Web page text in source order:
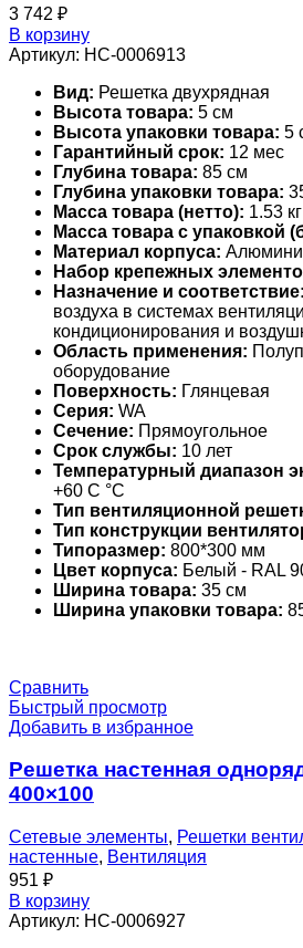
3 742 ₽
В корзину
Артикул: НС-0006913
Вид: Решетка двухрядная
Высота товара: 5 см
Высота упаковки товара: 5
Гарантийный срок: 12 мес
Глубина товара: 85 см
Глубина упаковки товара:
Масса товара (нетто): 1.53 кг
Масса товара с упаковкой
Материал корпуса:
Набор крепежных
Назначение и соответствие:
воздуха в системах
кондиционирования и
Область применения:
оборудование
Поверхность: Глянцевая
Серия: WA
Сечение: Прямоугольное
Срок службы: 10 лет
Температурный диапазон
+60 С °С
Тип вентиляционной
Тип конструкции
Типоразмер: 800*300 мм
Цвет корпуса: Белый - RAL
Ширина товара: 35 см
Ширина упаковки товара:
Сравнить
Быстрый просмотр
Добавить в избранное
Решетка настенная
400×100
Сетевые элементы, Решетки
настенные, Вентиляция
951 ₽
В корзину
Артикул: НС-0006927